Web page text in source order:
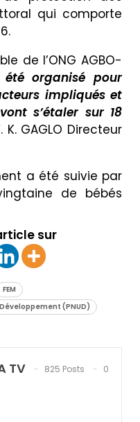
qui comporte
de l’ONG AGBO-
organisé pour
impliqués et
s’étaler sur 18
GAGLO Directeur
a été suivie par
de bébés
sur
FEM
(PNUD)
TV 825 Posts
0